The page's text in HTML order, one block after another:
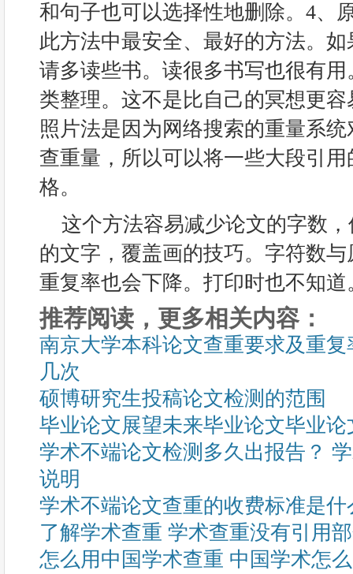
和句子也可以选择性地删除。4、
此方法中最安全、最好的方法。
请多读些书。读很多书写也很有
类整理。这不是比自己的冥想更
照片法是因为网络搜索的重量系
查重量，所以可以将一些大段引
格。
这个方法容易减少论文的字数
的文字，覆盖画的技巧。字符数
重复率也会下降。打印时也不知道
推荐阅读，更多相关内容：
南京大学本科论文查重要求及重
几次
硕博研究生投稿论文检测的范围
毕业论文展望未来毕业论文毕业
学术不端论文检测多久出报告？
说明
学术不端论文查重的收费标准是什
了解学术查重 学术查重没有引用
怎么用中国学术查重 中国学术怎